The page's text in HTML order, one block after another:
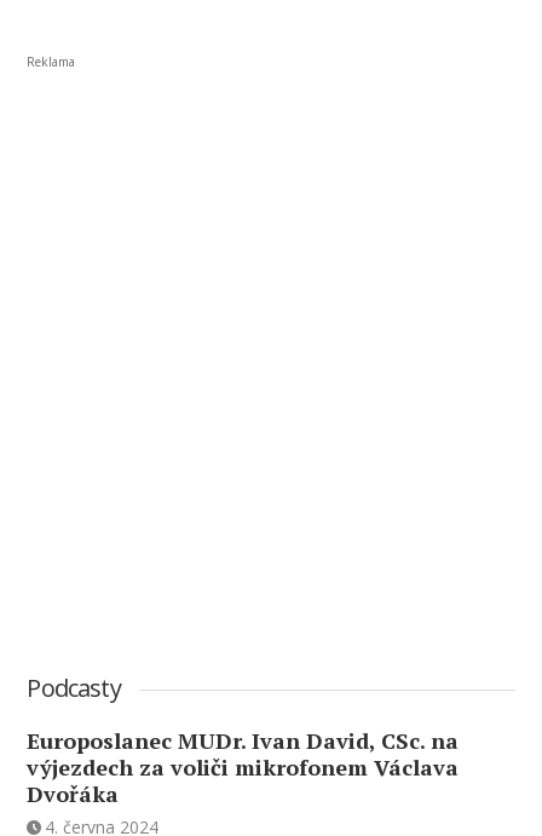
Reklama
Podcasty
Europoslanec MUDr. Ivan David, CSc. na
výjezdech za voliči mikrofonem Václava
Dvořáka
4. června 2024